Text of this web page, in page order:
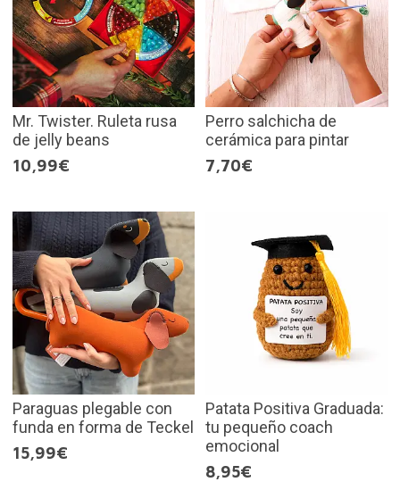
Mr. Twister. Ruleta rusa
de jelly beans
10,99€
Perro salchicha de
cerámica para pintar
7,70€
Paraguas plegable con
funda en forma de Teckel
15,99€
Patata Positiva Graduada:
tu pequeño coach
emocional
8,95€